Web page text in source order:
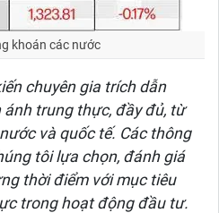
khoán các nước
chuyên gia trích dẫn
trung thực, đầy đủ, từ
và quốc tế. Các thông
tôi lựa chọn, đánh giá
thời điểm với mục tiêu
trong hoạt động đầu tư.